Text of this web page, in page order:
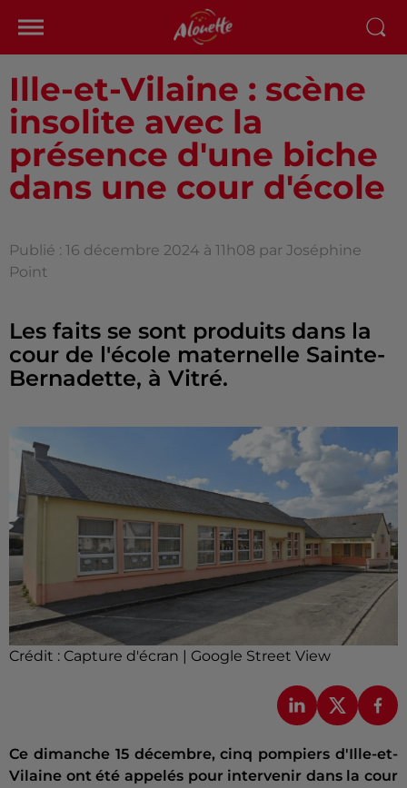
Ille-et-Vilaine : scène
insolite avec la
présence d'une biche
dans une cour d'école
Publié : 16 décembre 2024 à 11h08 par Joséphine
Point
Les faits se sont produits dans la
cour de l'école maternelle Sainte-
Bernadette, à Vitré.
Crédit : Capture d'écran | Google Street View
Ce dimanche 15 décembre, cinq pompiers d'Ille-et-
Vilaine ont été appelés pour intervenir dans la cour